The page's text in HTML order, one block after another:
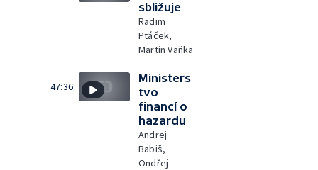
sbližuje
Radim
Ptáček,
Martin Vaňka
47:36
Ministers
tvo
financí o
hazardu
Andrej
Babiš,
Ondřej